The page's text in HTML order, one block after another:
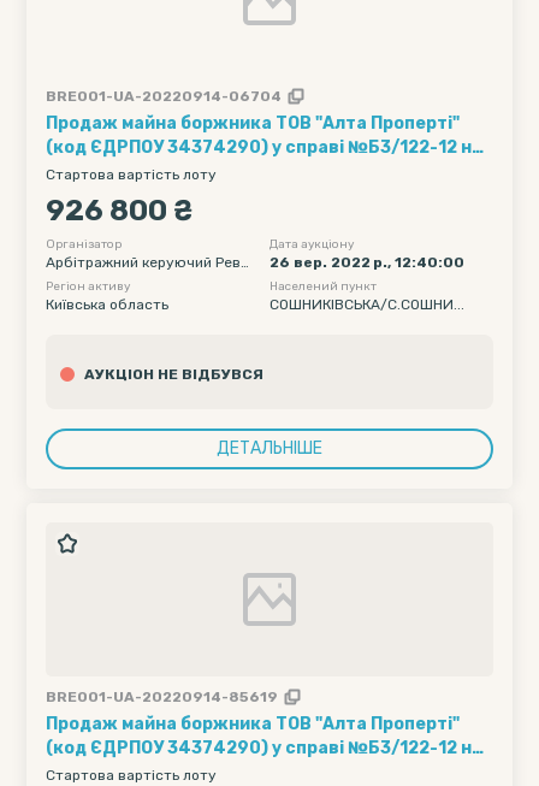
BRE001-UA-20220914-06704
Продаж майна боржника ТОВ "Алта Проперті"
(код ЄДРПОУ 34374290) у справі №Б3/122-12 на
першому повторному аукціоні
Стартова вартість лоту
926 800 ₴
Організатор
Арбітражний керуючий Реве
рук Петро Костянтинович
Дата аукціону
26 вер. 2022 р., 12:40:00
Регіон активу
Київська область
Населений пункт
СОШНИКІВСЬКА/С.СОШНИ...
АУКЦІОН НЕ ВІДБУВСЯ
ДЕТАЛЬНІШЕ
BRE001-UA-20220914-85619
Продаж майна боржника ТОВ "Алта Проперті"
(код ЄДРПОУ 34374290) у справі №Б3/122-12 на
першому повторному аукціоні
Стартова вартість лоту